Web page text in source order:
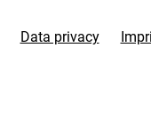
Data privacy